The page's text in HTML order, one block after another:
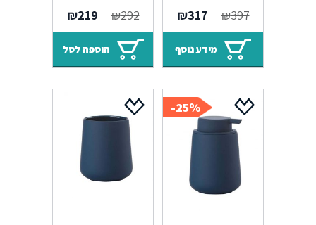
₪397
המחיר
המקורי
היה:
₪397.
₪317
הנוכחי
הוא:
₪317.
מידע נוסף
כחול רויאל
₪292
המחיר
המקורי
היה:
₪292.
₪219
הנוכחי
הוא:
₪219.
הוספה לסל
25%-